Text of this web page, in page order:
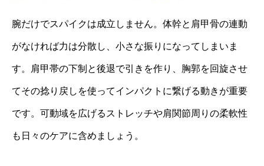
腕だけでスパイクは成立しません。体幹と肩甲骨の連動
がなければ力は分散し、小さな振りになってしまいま
す。肩甲帯の下制と後退で引きを作り、胸郭を回旋させ
てその捻り戻しを使ってインパクトに繋げる動きが重要
です。可動域を広げるストレッチや肩関節周りの柔軟性
も日々のケアに含めましょう。